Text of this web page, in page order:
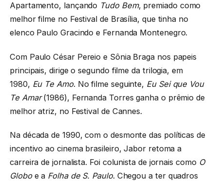
Apartamento, lançando Tudo Bem, premiado como
melhor filme no Festival de Brasília, que tinha no
elenco Paulo Gracindo e Fernanda Montenegro.
Com Paulo César Pereio e Sônia Braga nos papeis
principais, dirige o segundo filme da trilogia, em
1980, Eu Te Amo. No filme seguinte, Eu Sei que Vou
Te Amar(1986), Fernanda Torres ganha o prêmio de
melhor atriz, no Festival de Cannes.
Na década de 1990, com o desmonte das políticas de
incentivo ao cinema brasileiro, Jabor retoma a
carreira de jornalista. Foi colunista de jornais como O
Globoe a Folha de S. Paulo. Chegou a ter quadros